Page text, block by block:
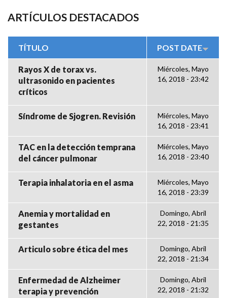
ARTÍCULOS DESTACADOS
TÍTULO POST DATE
Rayos X de torax vs.
ultrasonido en pacientes
críticos
Miércoles, Mayo
16, 2018 - 23:42
Síndrome de Sjogren. Revisión
Miércoles, Mayo
16, 2018 - 23:41
TAC en la detección temprana
del cáncer pulmonar
Miércoles, Mayo
16, 2018 - 23:40
Terapia inhalatoria en el asma
Miércoles, Mayo
16, 2018 - 23:39
Anemia y mortalidad en
gestantes
Domingo, Abril
22, 2018 - 21:35
Articulo sobre ética del mes
Domingo, Abril
22, 2018 - 21:34
Enfermedad de Alzheimer
terapia y prevención
Domingo, Abril
22, 2018 - 21:32